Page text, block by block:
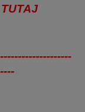
TUTAJ